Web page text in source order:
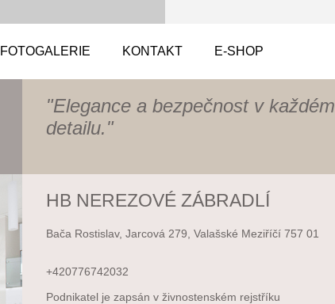
FOTOGALERIE KONTAKT E-SHOP
"Elegance a bezpečnost v každém
detailu."
HB NEREZOVÉ ZÁBRADLÍ
Bača Rostislav, Jarcová 279, Valašské Meziříčí 757 01
+420776742032
Podnikatel je zapsán v živnostenském rejstříku